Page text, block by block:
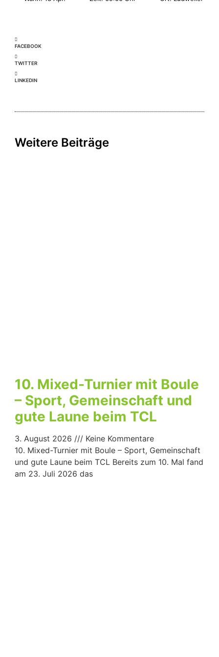
FACEBOOK
TWITTER
LINKEDIN
Weitere Beiträge
10. Mixed-Turnier mit Boule
– Sport, Gemeinschaft und
gute Laune beim TCL
3. August 2026
Keine Kommentare
10. Mixed-Turnier mit Boule – Sport, Gemeinschaft
und gute Laune beim TCL Bereits zum 10. Mal fand
am 23. Juli 2026 das